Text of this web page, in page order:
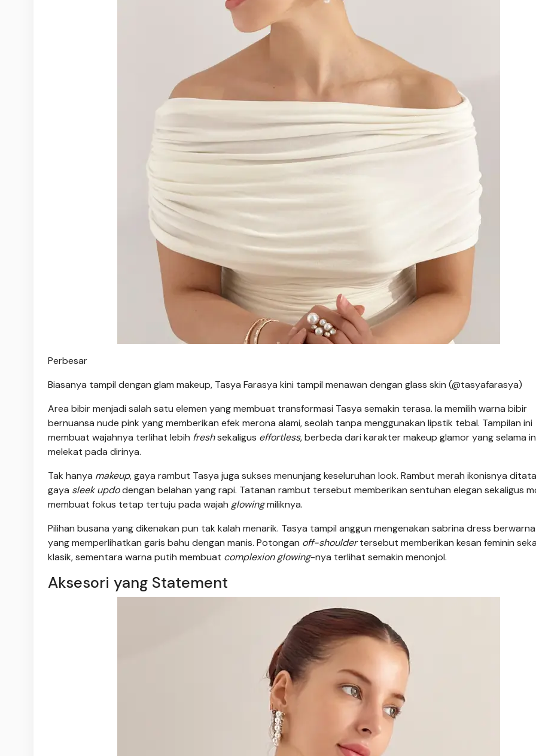
Perbesar
Biasanya tampil dengan glam makeup, Tasya Farasya kini tampil menawan dengan glass skin (@tasyafarasya)
Area bibir menjadi salah satu elemen yang membuat transformasi Tasya semakin terasa. Ia memilih warna bibir
bernuansa nude pink yang memberikan efek merona alami, seolah tanpa menggunakan lipstik tebal. Tampilan ini
membuat wajahnya terlihat lebih freshsekaligus effortless, berbeda dari karakter makeup glamor yang selama
melekat pada dirinya.
Tak hanya makeup, gaya rambut Tasya juga sukses menunjang keseluruhan look. Rambut merah ikonisnya
gaya sleek updodengan belahan yang rapi. Tatanan rambut tersebut memberikan sentuhan elegan sekaligus
membuat fokus tetap tertuju pada wajah glowingmiliknya.
Pilihan busana yang dikenakan pun tak kalah menarik. Tasya tampil anggun mengenakan sabrina dress
yang memperlihatkan garis bahu dengan manis. Potongan off-shouldertersebut memberikan kesan feminin
klasik, sementara warna putih membuat complexion glowing-nya terlihat semakin menonjol.
Aksesori yang Statement